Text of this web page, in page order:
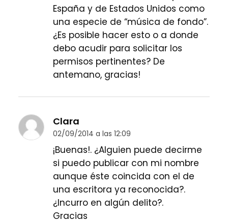
España y de Estados Unidos como
una especie de “música de fondo”.
¿Es posible hacer esto o a donde
debo acudir para solicitar los
permisos pertinentes? De
antemano, gracias!
Clara
02/09/2014 a las 12:09
¡Buenas!. ¿Alguien puede decirme
si puedo publicar con mi nombre
aunque éste coincida con el de
una escritora ya reconocida?.
¿Incurro en algún delito?.
Gracias